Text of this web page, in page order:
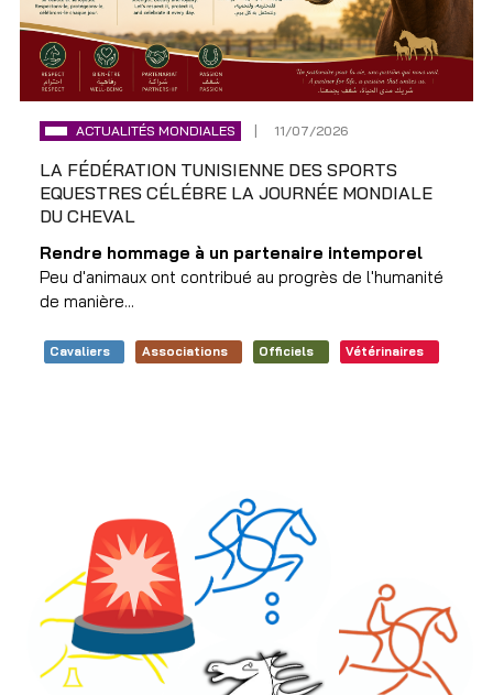
ACTUALITÉS MONDIALES 11/07/2026
LA FÉDÉRATION TUNISIENNE DES SPORTS
EQUESTRES CÉLÉBRE LA JOURNÉE MONDIALE
DU CHEVAL
Rendre hommage à un partenaire intemporel
Peu d'animaux ont contribué au progrès de l'humanité
de manière...
Cavaliers Associations Officiels Vétérinaires